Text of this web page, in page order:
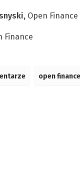
Open Finance
Finance
open finance